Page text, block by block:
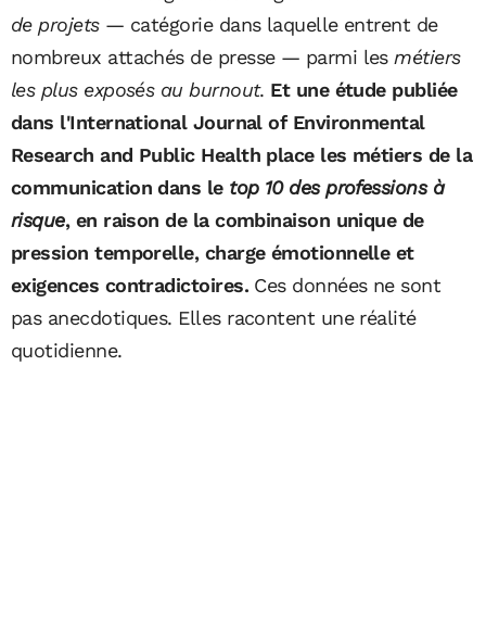
de projets— catégorie dans laquelle entrent de
nombreux attachés de presse — parmi les métiers
les plus exposés au burnout. Et une étude publiée
dans l'International Journal of Environmental
Research and Public Health place les métiers de la
communication dans le top 10 des professions à
risque, en raison de la combinaison unique de
pression temporelle, charge émotionnelle et
exigences contradictoires.Ces données ne sont
pas anecdotiques. Elles racontent une réalité
quotidienne.